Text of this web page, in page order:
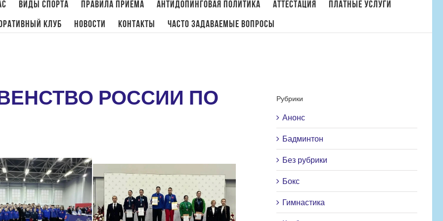
Виды спорта Правила приема Антидопинговая политика Аттестация
Платные услуги
клуб
Новости Контакты Часто задаваемые вопросы
РОССИИ ПО Рубрики
Анонс
Бадминтон
Без рубрики
Бокс
Гимнастика